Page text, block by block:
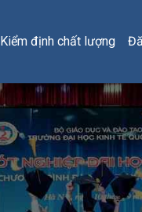
Kiểm định chất lượng